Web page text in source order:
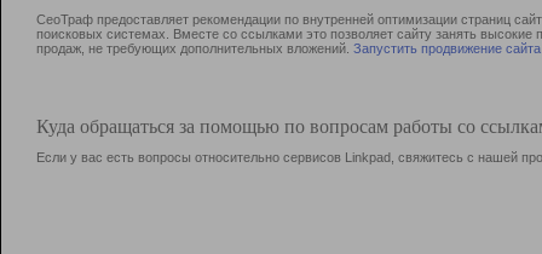
СеоТраф предоставляет рекомендации по внутренней оптимизации страниц
поисковых системах. Вместе со ссылками это позволяет сайту занять
продаж, не требующих дополнительных вложений. Запустить продвижение сайта
Куда обращаться за помощью по вопросам работы со
Если у вас есть вопросы относительно сервисов Linkpad, свяжитесь с нашей